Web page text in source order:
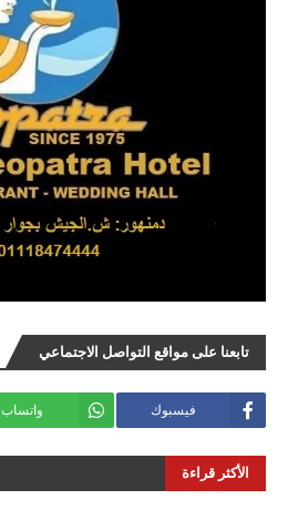
تابعنا على مواقع التواصل الاجتماعي
فيسبوك واتساب
الأكثر قراءة